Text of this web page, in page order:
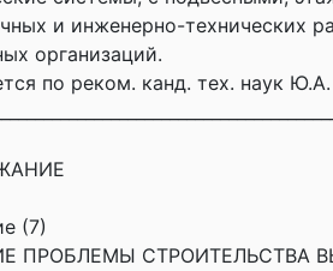
и инженерно-технических
организаций.
по реком. канд. тех. наук
(7)
ПРОБЛЕМЫ СТРОИТЕЛЬСТВА